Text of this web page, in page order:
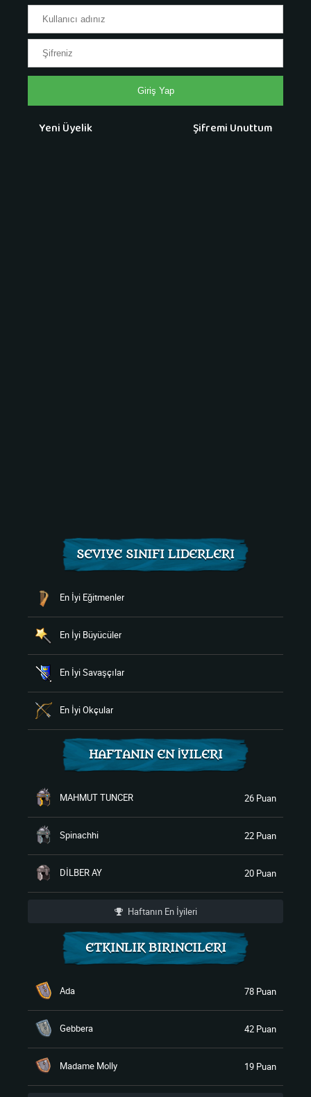
Giriş Yap
Yeni Üyelik Şifremi Unuttum
SEVIYE SINIFI LIDERLERI
En İyi Eğitmenler
En İyi Büyücüler
En İyi Savaşçılar
En İyi Okçular
HAFTANIN EN İYILERI
MAHMUT TUNCER 26 Puan
Spinachhi 22 Puan
DİLBER AY 20 Puan
Haftanın En İyileri
ETKINLIK BIRINCILERI
Ada 78 Puan
Gebbera 42 Puan
Madame Molly 19 Puan